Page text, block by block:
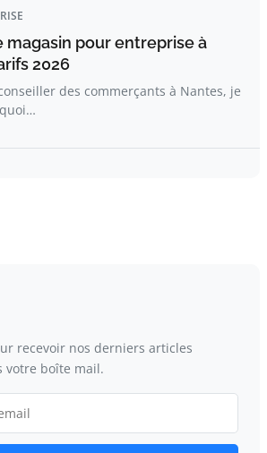
magasin pour entreprise à
2026
des commerçants à Nantes, je
recevoir nos derniers articles
votre boîte mail.